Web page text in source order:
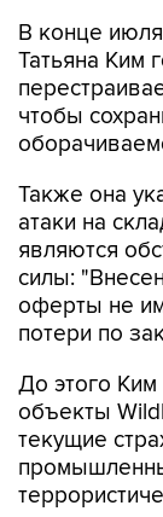
В конце
Татьяна Ким
чтобы
Также она
атаки на
являются
силы:
оферты не
потери по
До этого Ким
объекты
текущие